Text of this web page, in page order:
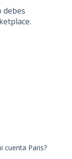
debes
cuenta Paris?